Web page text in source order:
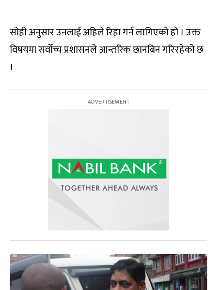
सोही अनुसार उनलाई अहिले रिहा गर्न लागिएको हो । उक्त
विषयमा सर्वोच्च प्रशासनले आन्तरिक छानबिन गरिरहेको छ
।